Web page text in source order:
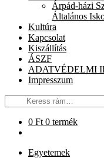
Árpád-házi
Általános
Kultúra
Kapcsolat
Kiszállítás
ÁSZF
ADATVÉDELMI
Impresszum
Keresés
a
következőre:
0 Ft 0 termék
Egyetemek